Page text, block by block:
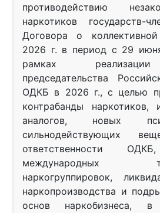
противодействию
наркотиков государств-
Договора о
2026 г. в период с 29
рамках
председательства
ОДКБ в 2026 г., с целью
контрабанды
аналогов, новых
сильнодействующих
ответственности
международных
наркогруппировок,
наркопроизводства и
основ наркобизнеса, в